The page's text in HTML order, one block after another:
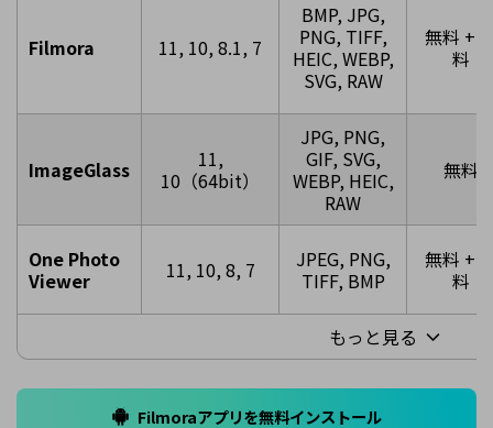
Filmora 11, 10, 8.1, 7
BMP, JPG,
PNG, TIFF,
HEIC, WEBP,
SVG, RAW
無料 +
料
ImageGlass
11,
10（64bit）
JPG, PNG,
GIF, SVG,
WEBP, HEIC,
RAW
無料
One Photo
Viewer
11, 10, 8, 7
JPEG, PNG,
TIFF, BMP
無料 +
料
もっと見る
Filmoraアプリを無料インストール